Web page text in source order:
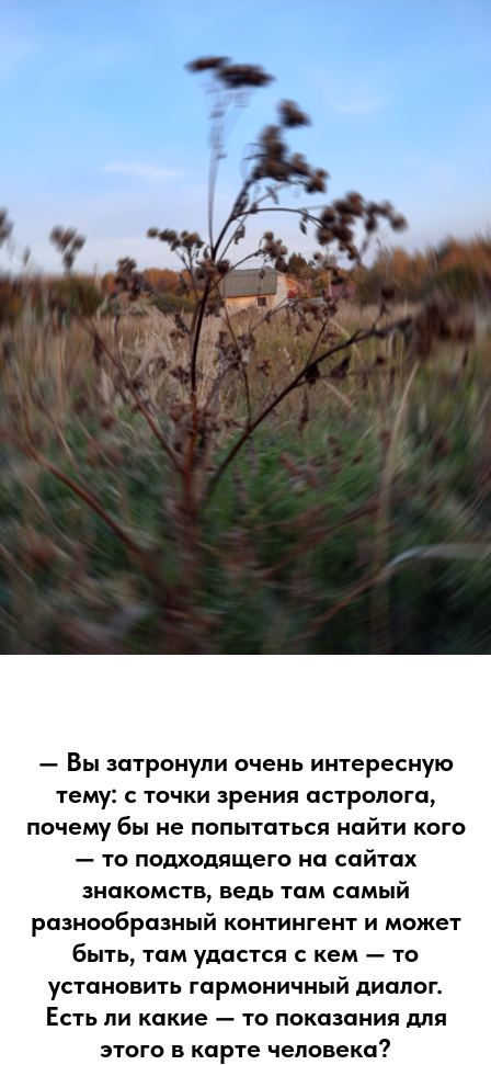
— Вы затронули очень интересную
тему: с точки зрения астролога,
почему бы не попытаться найти кого
— то подходящего на сайтах
знакомств, ведь там самый
разнообразный контингент и может
быть, там удастся с кем — то
установить гармоничный диалог.
Есть ли какие — то показания для
этого в карте человека?